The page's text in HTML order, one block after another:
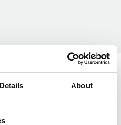
Details About